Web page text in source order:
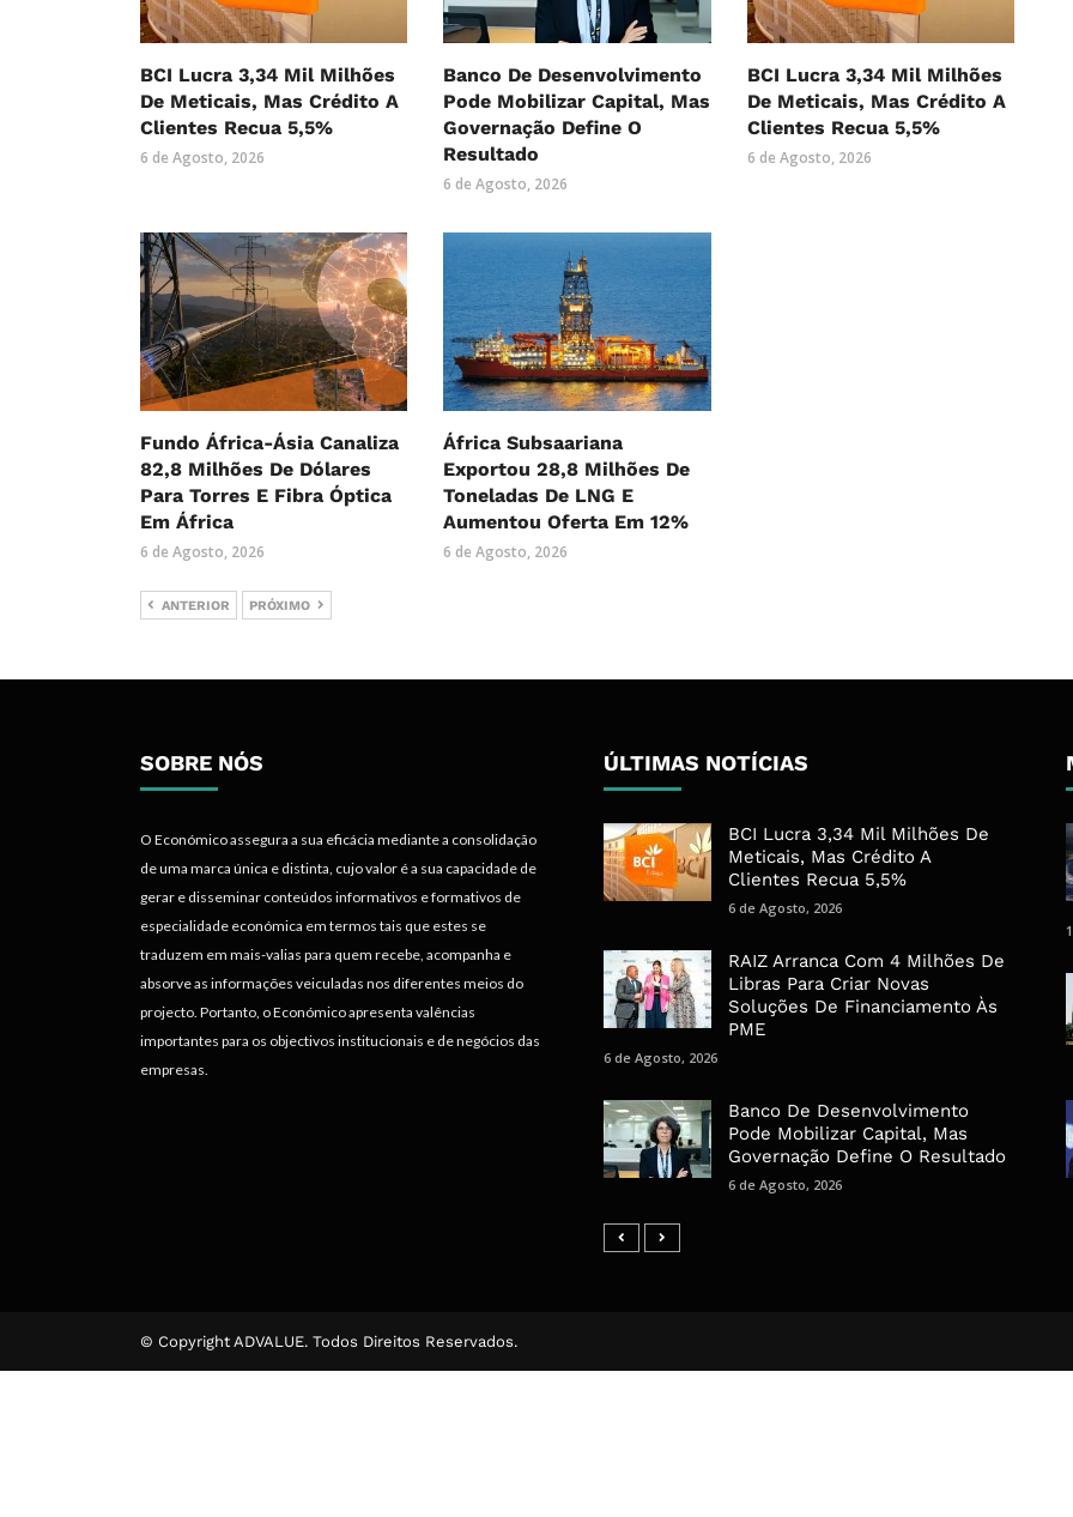
BCI Lucra 3,34 Mil Milhões
De Meticais, Mas Crédito A
Clientes Recua 5,5%
6 de Agosto, 2026
Banco De Desenvolvimento
Pode Mobilizar Capital, Mas
Governação Define O
Resultado
6 de Agosto, 2026
BCI Lucra 3,34 Mil Milhões
De Meticais, Mas Crédito A
Clientes Recua 5,5%
6 de Agosto, 2026
Fundo África-Ásia Canaliza
82,8 Milhões De Dólares
Para Torres E Fibra Óptica
Em África
6 de Agosto, 2026
África Subsaariana
Exportou 28,8 Milhões De
Toneladas De LNG E
Aumentou Oferta Em 12%
6 de Agosto, 2026
ANTERIOR PRÓXIMO
SOBRE NÓS
O Económico assegura a sua eficácia mediante a consolidação
de uma marca única e distinta, cujo valor é a sua capacidade de
gerar e disseminar conteúdos informativos e formativos de
especialidade económica em termos tais que estes se
traduzem em mais-valias para quem recebe, acompanha e
absorve as informações veiculadas nos diferentes meios do
projecto. Portanto, o Económico apresenta valências
importantes para os objectivos institucionais e de negócios das
empresas.
ÚLTIMAS NOTÍCIAS
BCI Lucra 3,34 Mil Milhões De
Meticais, Mas Crédito A
Clientes Recua 5,5%
6 de Agosto, 2026
RAIZ Arranca Com 4 Milhões De
Libras Para Criar Novas
Soluções De Financiamento Às
PME
6 de Agosto, 2026
Banco De Desenvolvimento
Pode Mobilizar Capital, Mas
Governação Define O Resultado
6 de Agosto, 2026
© Copyright ADVALUE. Todos Direitos Reservados.